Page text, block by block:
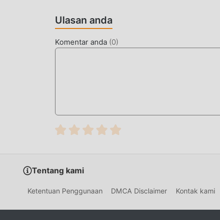
Cukup klik tombol unduh untuk menginstal
Goat MMO 1.3.3 dalam paket instalasi
yang menunggu untuk Anda mainkan, tunggu
Ulasan anda
Komentar anda (0)
Tentang kami
Ketentuan Penggunaan DMCA Disclaimer Kontak kami